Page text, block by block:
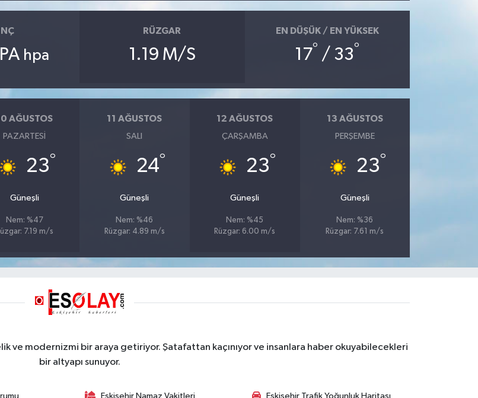
hpa
RÜZGAR
1.19 M/S
EN DÜŞÜK / EN YÜKSEK
17° / 33°
AĞUSTOS
PAZARTESI
23°
Güneşli
Nem: %47
7.19 m/s
11 AĞUSTOS
SALI
24°
Güneşli
Nem: %46
Rüzgar: 4.89 m/s
12 AĞUSTOS
ÇARŞAMBA
23°
Güneşli
Nem: %45
Rüzgar: 6.00 m/s
13 AĞUSTOS
PERŞEMBE
23°
Güneşli
Nem: %36
Rüzgar: 7.61 m/s
ve modernizmi bir araya getiriyor. Şatafattan kaçınıyor ve insanlara haber okuyabilecekleri
bir altyapı sunuyor.
Eskişehir Namaz Vakitleri Eskişehir Trafik Yoğunluk Haritası